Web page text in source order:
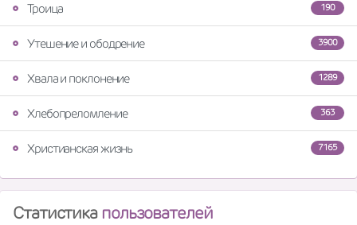
190
Троица
3900
Утешение и ободрение
1289
Хвала и поклонение
363
Хлебопреломление
7165
Христианская жизнь
Статистика пользователей